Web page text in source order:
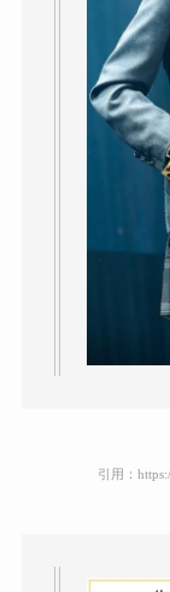
引用：